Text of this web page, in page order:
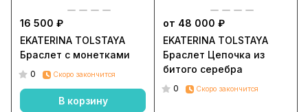
16 500 ₽
EKATERINA TOLSTAYA
Браслет с монетками
0 Скоро закончится
В корзину
от 48 000 ₽
EKATERINA TOLSTAYA
Браслет Цепочка из
битого серебра
0 Скоро закончится